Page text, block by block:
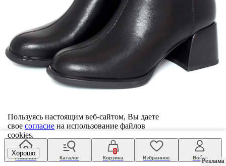
Реклама
Реклама
ботильоны женскиеТофа
5 899 ₽
36
Главная Каталог
0
Корзина
Избранное Войти
Пользуясь настоящим веб-сайтом, Вы даете
свое согласие на использование файлов
cookies.
Хорошо